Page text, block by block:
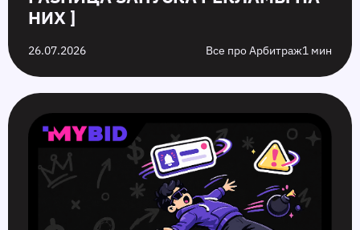
НИХ ]
26.07.2026 Все про Арбитраж1 мин